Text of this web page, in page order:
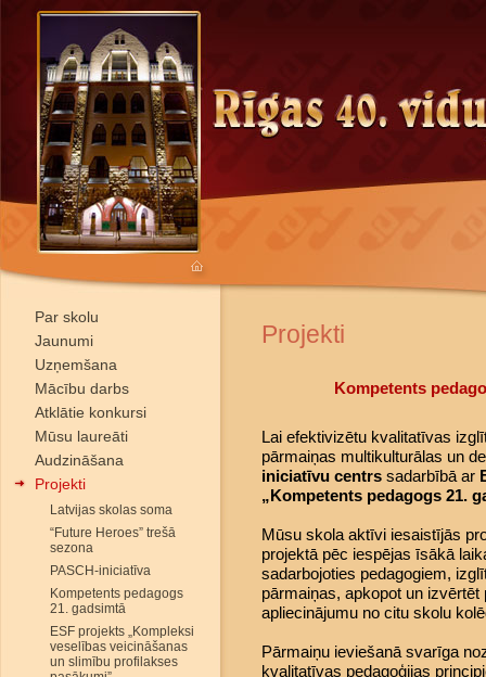
Par skolu
Jaunumi
Uzņemšana
Mācību darbs
Atklātie konkursi
Mūsu laureāti
Audzināšana
Projekti
Latvijas skolas soma
“Future Heroes” trešā
sezona
PASCH-iniciatīva
Kompetents pedagogs
21. gadsimtā
ESF projekts „Kompleksi
veselības veicināšanas
un slimību profilakses
Projekti
Kompetents
Lai efektivizētu kvalitatīvas
pārmaiņas multikulturālas un
iniciatīvu centrs sadarbībā ar
„Kompetents pedagogs 21.
Mūsu skola aktīvi iesaistījās
projektā pēc iespējas īsākā
sadarbojoties pedagogiem,
pārmaiņas, apkopot un
apliecinājumu no citu skolu
Pārmaiņu ieviešanā svarīga
kvalitatīvas pedagoģijas